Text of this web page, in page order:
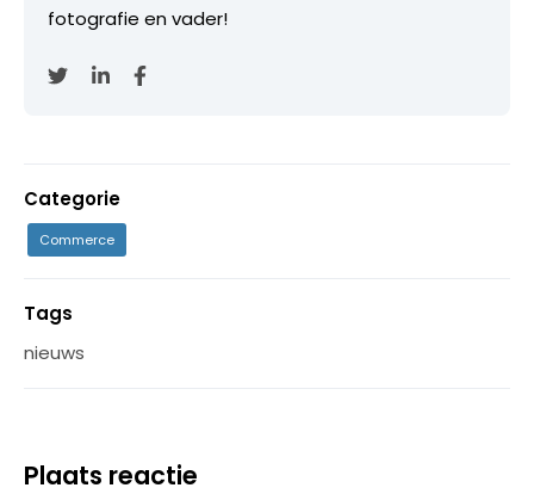
fotografie en vader!
Categorie
Commerce
Tags
nieuws
Plaats reactie